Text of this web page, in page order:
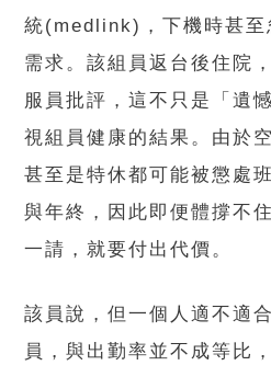
統(medlink)，下機時甚至
需求。該組員返台後住院
服員批評，這不只是「遺
視組員健康的結果。由於
甚至是特休都可能被懲處
與年終，因此即便體撐不
一請，就要付出代價。
該員說，但一個人適不適
員，與出勤率並不成等比